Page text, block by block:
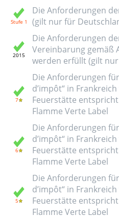
Die Anforderungen
(gilt nur für
Die Anforderungen
Vereinbarung gemäß
werden erfüllt (gilt
Die Anforderungen
d’impôt“ in
Feuerstätte
Flamme Verte Label
Die Anforderungen
d’impôt“ in
Feuerstätte
Flamme Verte Label
Die Anforderungen
d’impôt“ in
Feuerstätte
Flamme Verte Label